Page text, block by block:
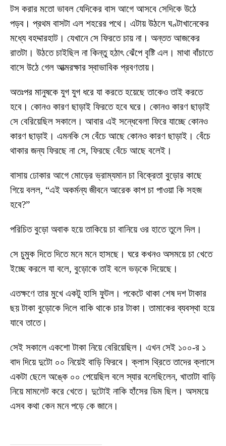
টস করার মতো ভাবল যেদিকের বাস আগে আসবে সেদিকে উঠে
পড়ব। প্রথম বাসটা এল শহরের পথে। এটায় উঠলে ঘণ্টাখানেকের
মধ্যে বহদ্দারহাট। যেখানে সে ফিরতে চায় না। অন্তত আজকের
রাতটা। উঠতে চাইছিল না কিন্তু হঠাৎ ঝেঁপে বৃষ্টি এল। মাথা বাঁচাতে
বাসে উঠে গেল আত্মরক্ষার স্বাভাবিক প্রবণতায়।
অতঃপর মানুষকে যুগ যুগ ধরে যা করতে হয়েছে তাকেও তাই করতে
হবে। কোনও কারণ ছাড়াই ফিরতে হবে ঘরে। কোনও কারণ ছাড়াই
সে বেরিয়েছিল সকালে। আবার এই সন্ধেবেলা ফিরে যাচ্ছে কোনও
কারণ ছাড়াই। এমনকি সে বেঁচে আছে কোনও কারণ ছাড়াই। বেঁচে
থাকার জন্য ফিরছে না সে, ফিরছে বেঁচে আছে বলেই।
বাসায় ঢোকার আগে মোড়ের ভ্রাম্যমান চা বিক্রেতা বুড়োর কাছে
গিয়ে বলল, “এই অকর্মন্য জীবনে আরেক কাপ চা পাওয়া কি সহজ
হবে?”
পরিচিত বুড়ো অবাক হয়ে তাকিয়ে চা বানিয়ে ওর হাতে তুলে দিল।
সে চুমুক দিতে দিতে মনে মনে হাসছে। ঘরে কখনও অসময়ে চা খেতে
ইচ্ছে করলে যা বলে, বুড়োকে তাই বলে ভড়কে দিয়েছে।
এতক্ষণে তার মুখে একটু হাসি ফুটল। পকেটে থাকা শেষ দশ টাকার
ছয় টাকা বুড়োকে দিলে বাকি থাকে চার টাকা। তামাকের ব্যবস্থা হয়ে
যাবে তাতে।
সেই সকালে একশো টাকা নিয়ে বেরিয়েছিল। এখন সেই ১০০-র ১
বাদ দিয়ে দুটো ০০ নিয়েই বাড়ি ফিরবে। ক্লাস থ্রিতে তাদের ক্লাসে
একটা ছেলে অঙ্কে ০০ পেয়েছিল বলে স্যার বলেছিলেন, খাতাটা বাড়ি
নিয়ে মামলেট করে খেতে। দুটোই নাকি হাঁসের ডিম ছিল। অসময়ে
এসব কথা কেন মনে পড়ে কে জানে।